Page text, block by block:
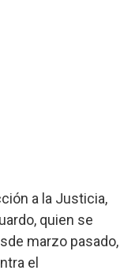
a la Justicia,
quien se
marzo pasado,
el